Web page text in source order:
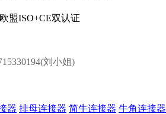
欧盟ISO+CE双认证
刘小姐)
器 排母连接器 简牛连接器 牛角连接器